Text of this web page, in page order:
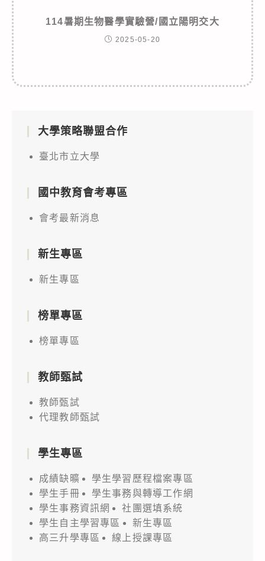
114暑期生物醫學實驗營/國立陽明交大
2025-05-20
大學策略聯盟合作
臺北市立大學
國中教育會考專區
會考最新消息
新生專區
新生專區
榜單專區
榜單專區
教師甄試
教師甄試
代理教師甄試
學生專區
成績缺曠
學生學習歷程檔案專區
學生手冊
學生事務與轉導工作網
學生事務資訊網
社團選填系統
學生自主學習專區
新生專區
高三升學專區
線上授課專區